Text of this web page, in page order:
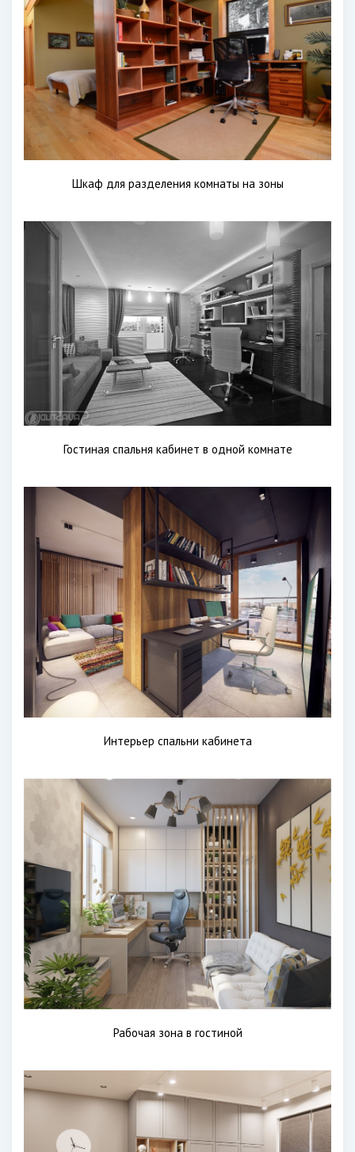
Шкаф для разделения комнаты на зоны
Гостиная спальня кабинет в одной комнате
Интерьер спальни кабинета
Рабочая зона в гостиной